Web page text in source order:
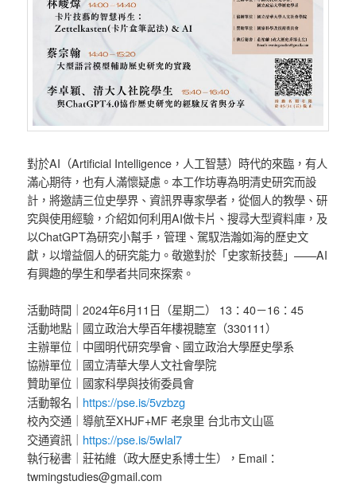
對於AI（Artificial Intelligence，人工智慧）時代的來臨，有人
滿心期待，也有人滿懷疑慮。本工作坊專為明清史研究而設
計，將邀請三位史學界、資訊界專家學者，從個人的教學、研
究與使用經驗，介紹如何利用AI做卡片、搜尋大型資料庫，及
以ChatGPT為研究小幫手，管理、駕馭浩瀚如海的歷史文
獻，以增益個人的研究能力。敬邀對於「史家新技藝」——AI
有興趣的學生和學者共同來探索。
活動時間｜2024年6月11日（星期二） 13：40－16：45
活動地點｜國立政治大學百年樓視聽室（330111）
主辦單位｜中國明代研究學會、國立政治大學歷史學系
協辦單位｜國立清華大學人文社會學院
贊助單位｜國家科學與技術委員會
活動報名｜ https://pse.is/5vzbzg
校內交通｜導航至XHJF+MF 老泉里 台北市文山區
交通資訊｜ https://pse.is/5wlal7
執行秘書｜莊祐維（政大歷史系博士生），Email：
twmingstudies@gmail.com